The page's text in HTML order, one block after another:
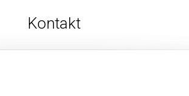
Kontakt